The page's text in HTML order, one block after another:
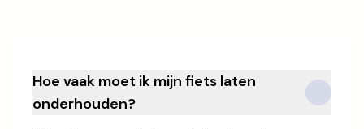
Hoe vaak moet ik mijn fiets laten
onderhouden?